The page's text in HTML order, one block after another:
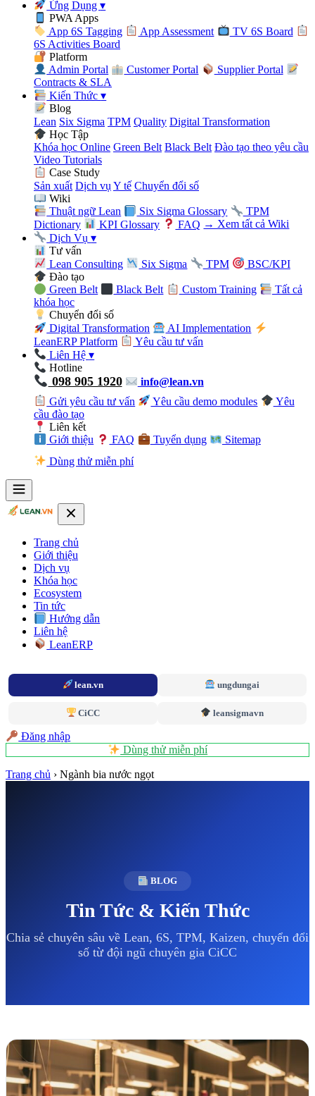
Ứng Dụng▾
PWA Apps
App 6S Tagging
App Assessment
TV 6S Board
6S Activities Board
Platform
Admin Portal
Customer Portal
Supplier Portal
Contracts & SLA
Kiến Thức▾
Blog
Lean Six Sigma TPM Quality Digital Transformation
Học Tập
Khóa học Online Green Belt Black Belt Đào tạo theo yêu cầu
Video Tutorials
Case Study
Sản xuất Dịch vụ Y tế Chuyển đổi số
Wiki
Thuật ngữ Lean
Six Sigma Glossary
TPM
Dictionary
KPI Glossary FAQ → Xem tất cả Wiki
Dịch Vụ▾
Tư vấn
Lean Consulting
Six Sigma TPM
BSC/KPI
Đào tạo
Green Belt
Black Belt Custom Training
Tất cả
khóa học
Chuyển đổi số
Digital Transformation
AI Implementation
LeanERP Platform
Yêu cầu tư vấn
Liên Hệ▾
Hotline
098 905 1920
info@lean.vn
Gửi yêu cầu tư vấn
Yêu cầu demo modules
Yêu
cầu đào tạo
Liên kết
Giới thiệu
FAQ Tuyển dụng
Sitemap
Dùng thử miễn phí
Trang chủ
Giới thiệu
Dịch vụ
Khóa học
Ecosystem
Tin tức
Hướng dẫn
Liên hệ
LeanERP
lean.vn ungdungai
CiCC leansigmavn
Đăng nhập
Dùng thử miễn phí
Trang chủ › Ngành bia nước ngọt
BLOG
Tin Tức & Kiến Thức
Chia sẻ chuyên sâu về Lean, 6S, TPM, Kaizen, chuyển đổi
số từ đội ngũ chuyên gia CiCC